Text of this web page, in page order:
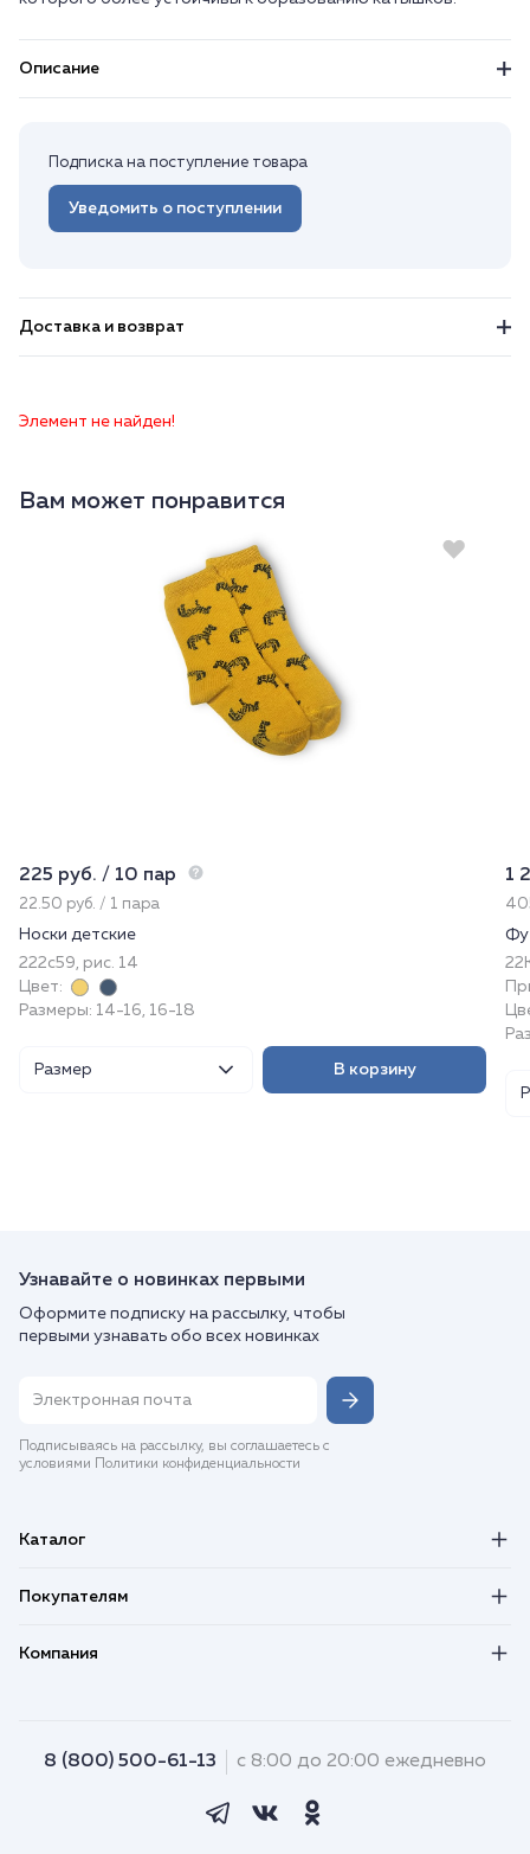
Описание
Подписка на поступление товара
Уведомить о поступлении
Доставка и возврат
Элемент не найден!
Вам может понравится
225 руб. / 10 пар
22.50 руб. / 1 пара
Носки детские
222с59, рис. 14
Цвет:
Размеры: 14-16, 16-18
Размер В корзину
1
Узнавайте о новинках первыми
Оформите подписку на рассылку, чтобы
первыми узнавать обо всех новинках
Подписываясь на рассылку, вы соглашаетесь с
условиями Политики конфиденциальности
Каталог
Покупателям
Компания
8 (800) 500-61-13 с 8:00 до 20:00 ежедневно